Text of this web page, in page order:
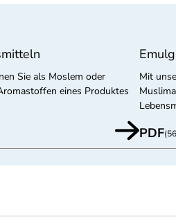
Sie als Moslem oder
eines Produktes
Mit
PDF